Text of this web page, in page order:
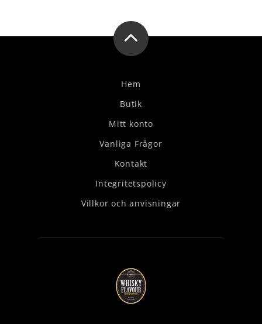
Hem
Butik
Mitt konto
Vanliga Frågor
Kontakt
Integritetspolicy
Villkor och anvisningar